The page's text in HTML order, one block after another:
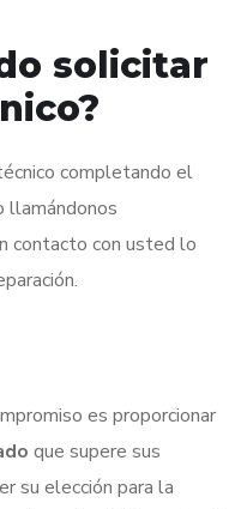
solicitar
completando el
llamándonos
contacto con usted lo
es proporcionar
que supere sus
su elección para la